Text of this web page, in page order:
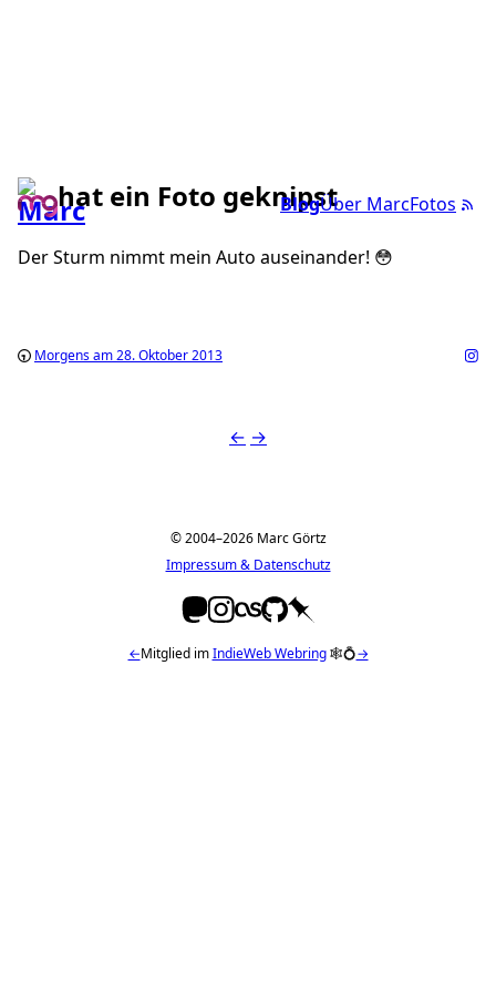
BlogÜber MarcFotos
hat ein Foto geknipst
Der Sturm nimmt mein Auto auseinander! 😳
Morgens am 28. Oktober 2013
← →
© 2004–2026 Marc Görtz
Impressum & Datenschutz
←Mitglied imIndieWeb Webring🕸💍→